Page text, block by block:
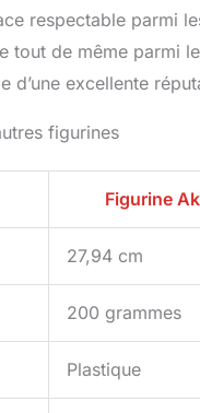
respectable parmi
tout de même parmi
d’une excellente
figurines
Figurine
27,94 cm
200 grammes
Plastique